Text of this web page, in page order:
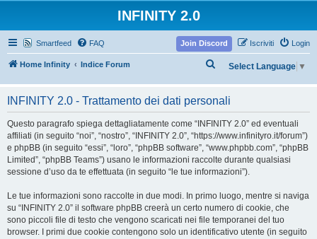
INFINITY 2.0
Smartfeed FAQ Login
Iscriviti
Join Discord
Home Infinity Indice Forum Select Language ▼
r
c
a
INFINITY 2.0 - Trattamento dei dati personali
Questo paragrafo spiega dettagliatamente come “INFINITY 2.0” ed eventuali
affiliati (in seguito “noi”, “nostro”, “INFINITY 2.0”, “https://www.infinityro.it/forum”)
e phpBB (in seguito “essi”, “loro”, “phpBB software”, “www.phpbb.com”, “phpBB
Limited”, “phpBB Teams”) usano le informazioni raccolte durante qualsiasi
sessione d’uso da te effettuata (in seguito “le tue informazioni”).
Le tue informazioni sono raccolte in due modi. In primo luogo, mentre si naviga
su “INFINITY 2.0” il software phpBB creerà un certo numero di cookie, che
sono piccoli file di testo che vengono scaricati nei file temporanei del tuo
browser. I primi due cookie contengono solo un identificativo utente (in seguito